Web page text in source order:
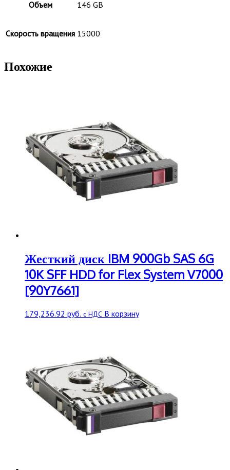
Объем 146 GB
Скорость вращения 15000
Похожие
Жесткий диск IBM 900Gb SAS 6G
10K SFF HDD for Flex System V7000
[90Y7661]
179,236.92 руб. с НДС В корзину